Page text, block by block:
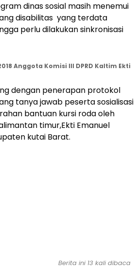
dinas sosial masih menemui
disabilitas yang terdata
perlu dilakukan sinkronisasi
Anggota Komisi III DPRD Kaltim Ekti
dengan penerapan protokol
tanya jawab peserta sosialisasi
bantuan kursi roda oleh
timur,Ekti Emanuel
kutai Barat.
Berita ini 13 kali dibaca